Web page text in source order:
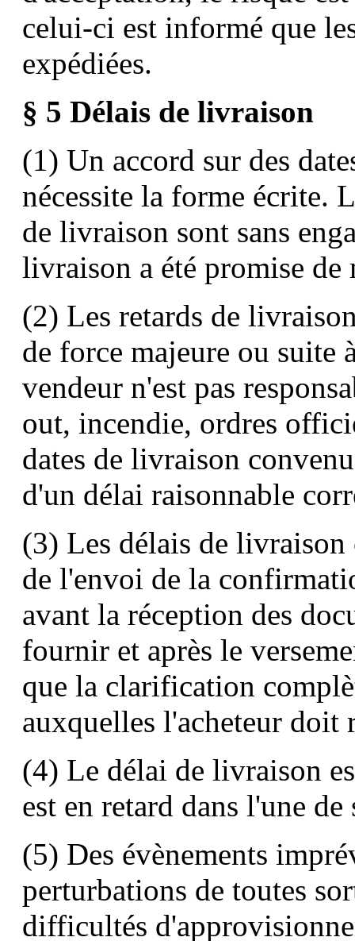
celui-ci est informé que
expédiées.
§ 5 Délais de livraison
(1) Un accord sur des
nécessite la forme écrite.
de livraison sont sans
livraison a été promise de
(2) Les retards de
de force majeure ou suite
vendeur n'est pas
out, incendie, ordres
dates de livraison
d'un délai raisonnable
(3) Les délais de
de l'envoi de la
avant la réception des
fournir et après le
que la clarification
auxquelles l'acheteur doit
(4) Le délai de livraison
est en retard dans l'une de
(5) Des évènements
perturbations de toutes
difficultés